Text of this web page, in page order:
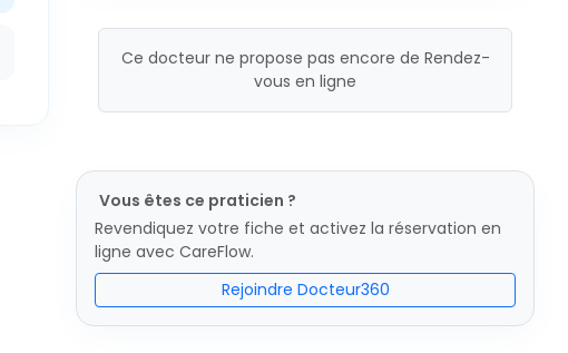
Ce docteur ne propose pas encore de Rendez-
vous en ligne
Vous êtes ce praticien ?
Revendiquez votre fiche et activez la réservation en
ligne avec CareFlow.
Rejoindre Docteur360